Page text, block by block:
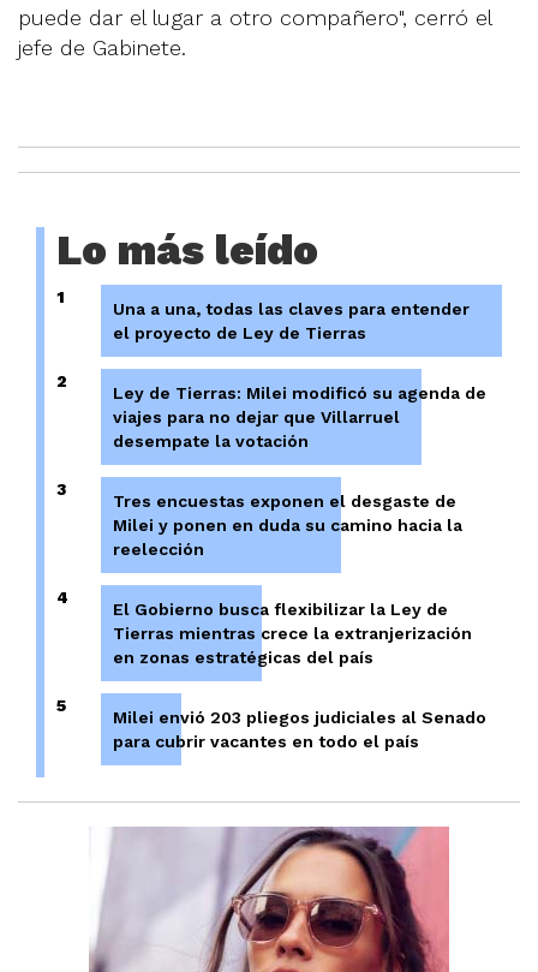
puede dar el lugar a otro compañero", cerró el
jefe de Gabinete.
Lo más leído
1
Una a una, todas las claves para entender
el proyecto de Ley de Tierras
2
Ley de Tierras: Milei modificó su agenda de
viajes para no dejar que Villarruel
desempate la votación
3
Tres encuestas exponen el desgaste de
Milei y ponen en duda su camino hacia la
reelección
4
El Gobierno busca flexibilizar la Ley de
Tierras mientras crece la extranjerización
en zonas estratégicas del país
5
Milei envió 203 pliegos judiciales al Senado
para cubrir vacantes en todo el país